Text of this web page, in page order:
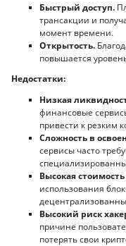
Быстрый доступ.
трансакции и
момент времени.
Открытость.
повышается
Недостатки:
Низкая
финансовые
привести к резким
Сложность в
сервисы часто
Высокая
использования
Высокий риск
причине
потерять свои